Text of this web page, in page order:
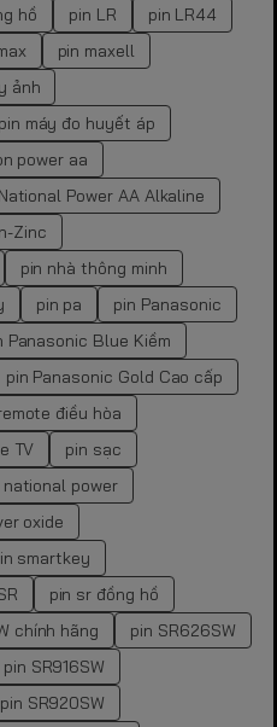
hồ
pin LR
pin LR44
pin maxell
ảnh
pin máy đo huyết áp
power aa
Power AA Alkaline
Zinc
pin nhà thông minh
pin pa
pin Panasonic
Panasonic Blue Kiềm
pin Panasonic Gold Cao cấp
điều hòa
TV
pin sạc
power
oxide
smartkey
pin sr đồng hồ
chính hãng
pin SR626SW
pin SR916SW
pin SR920SW